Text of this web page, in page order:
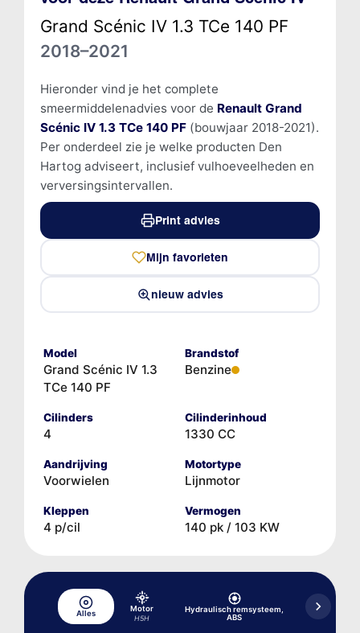
Grand Scénic IV 1.3 TCe 140 PF
2018–2021
Hieronder vind je het complete
smeermiddelenadvies voor de Renault Grand
Scénic IV 1.3 TCe 140 PF(bouwjaar 2018-2021).
Per onderdeel zie je welke producten Den
Hartog adviseert, inclusief vulhoeveelheden en
verversingsintervallen.
Print advies
Mijn favorieten
nieuw advies
Model
Grand Scénic IV 1.3
TCe 140 PF
Brandstof
Benzine
Cilinders
4
Cilinderinhoud
1330 CC
Aandrijving
Voorwielen
Motortype
Lijnmotor
Kleppen
4 p/cil
Vermogen
140 pk / 103 KW
Alles
Motor
H5H
Hydraulisch remsysteem,
ABS
Koelsysteem